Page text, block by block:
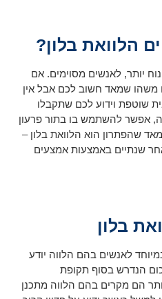
הלוואת בלון?
יותר, לאנשים מסוימים. אם
משהו שמאד חשוב לכם אבל אין
שוטפת וידוע לכם שתקבלו
אפשר להשתמש בו בתור פרעון
שהפתרון הוא הלוואת בלון –
שנתיים באמצעות אמצעים
בלון
לאנשים בהם הלווה יודע
הנדרש בסוף תקופת
הם מקרים בהם הלווה מתכנן